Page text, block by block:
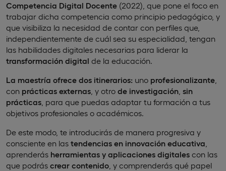
Competencia Digital Docente (2022), que pone el foco en
trabajar dicha competencia como principio pedagógico, y
que visibiliza la necesidad de contar con perfiles que,
independientemente de cuál sea su especialidad, tengan
las habilidades digitales necesarias para liderar la
transformación digital de la educación.
La maestría ofrece dos itinerarios: uno profesionalizante
con prácticas externas , y otro de investigación sin
prácticas , para que puedas adaptar tu formación a tus
objetivos profesionales o académicos.
De este modo, te introducirás de manera progresiva y
consciente en las tendencias en innovación educativa
aprenderás herramientas y aplicaciones digitales con las
que podrás crear contenido , y comprenderás qué papel